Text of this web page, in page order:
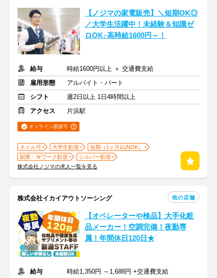
【ノジマの家電販売】＼短期OK◎
／大学生活躍中！未経験＆知識ゼ
ロOK♪高時給1600円～！
給与
時給1600円以上 ＋ 交通費支給
雇用形態
アルバイト・パート
シフト
週2日以上 1日4時間以上
アクセス
片浜駅
オンライン面接可
ネイル可 大学生歓迎
短期（1ヶ月以内OK）
副業・Ｗワーク歓迎
シルバー歓迎
株式会社ノジマの求人一覧を見る
株式会社イカイアウトソーシング 他の店舗
【オペレーターや検品】大手化粧
品メーカー！空調完備！夜勤専
属！年間休日120日★
給与 時給1,350円 ～1,688円 +交通費支給